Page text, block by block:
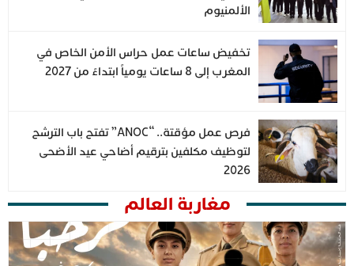
الألمنيوم
تخفيض ساعات عمل حراس الأمن الخاص في
المغرب إلى 8 ساعات يومياً ابتداءً من 2027
فرص عمل مؤقتة.. “ANOC” تفتح باب الترشح
لتوظيف مكلفين بترقيم أضاحي عيد الأضحى
2026
مغاربة العالم